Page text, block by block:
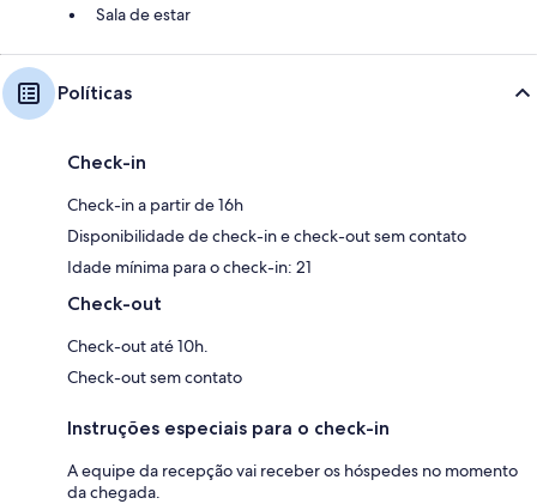
Sala de estar
Políticas
Check-in
Check-in a partir de 16h
Disponibilidade de check-in e check-out sem contato
Idade mínima para o check-in: 21
Check-out
Check-out até 10h.
Check-out sem contato
Instruções especiais para o check-in
A equipe da recepção vai receber os hóspedes no momento
da chegada.